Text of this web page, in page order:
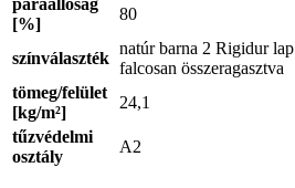
páraállóság
[%]
80
színválaszték
natúr barna 2 Rigidur lap
falcosan összeragasztva
tömeg/felület
[kg/m²]
24,1
tűzvédelmi
osztály
A2